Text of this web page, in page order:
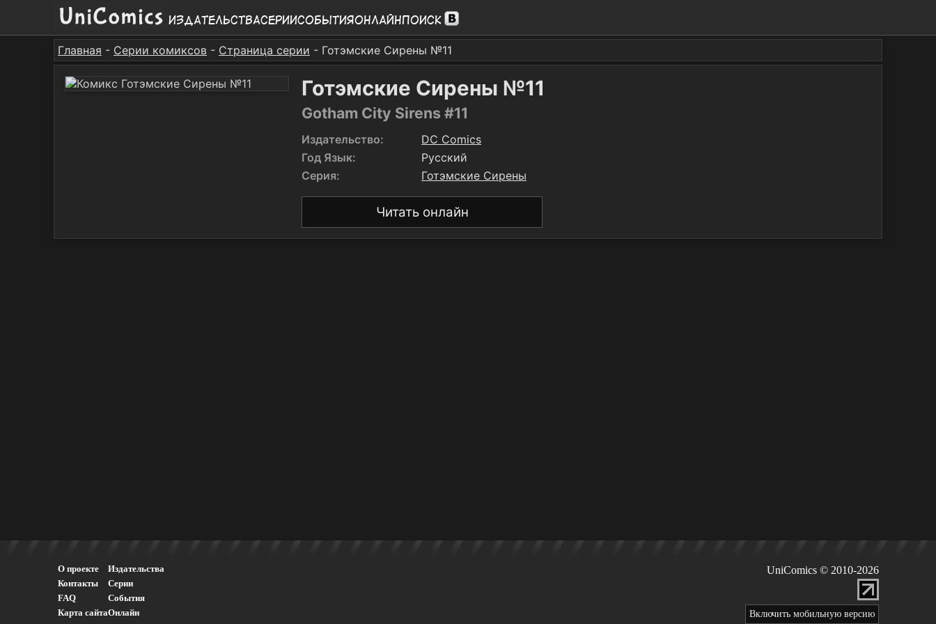
ИздательстваСерииСобытияОнлайнПоиск
Главная - Серии комиксов - Страница серии - Готэмские Сирены №11
Готэмские Сирены №11
Gotham City Sirens #11
Издательство:
DC Comics
Год Язык:
Русский
Серия:
Готэмские Сирены
Читать онлайн
О проекте
Контакты
FAQ
Карта сайта
Издательства
Серии
События
Онлайн
UniComics © 2010-2026
Включить мобильную версию